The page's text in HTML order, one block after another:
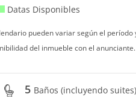
Datas Disponibles
pueden variar según el período
del inmueble con el anunciante.
5 Baños (incluyendo suites)